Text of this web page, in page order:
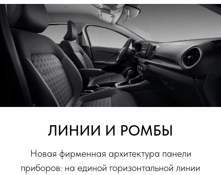
ЛИНИИ И РОМБЫ
Новая фирменная архитектура панели
приборов: на единой горизонтальной линии